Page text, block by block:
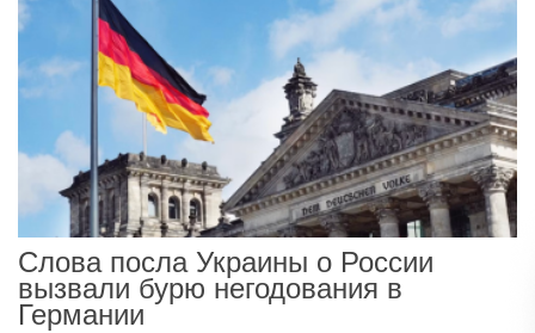
Слова посла Украины о России
вызвали бурю негодования в
Германии